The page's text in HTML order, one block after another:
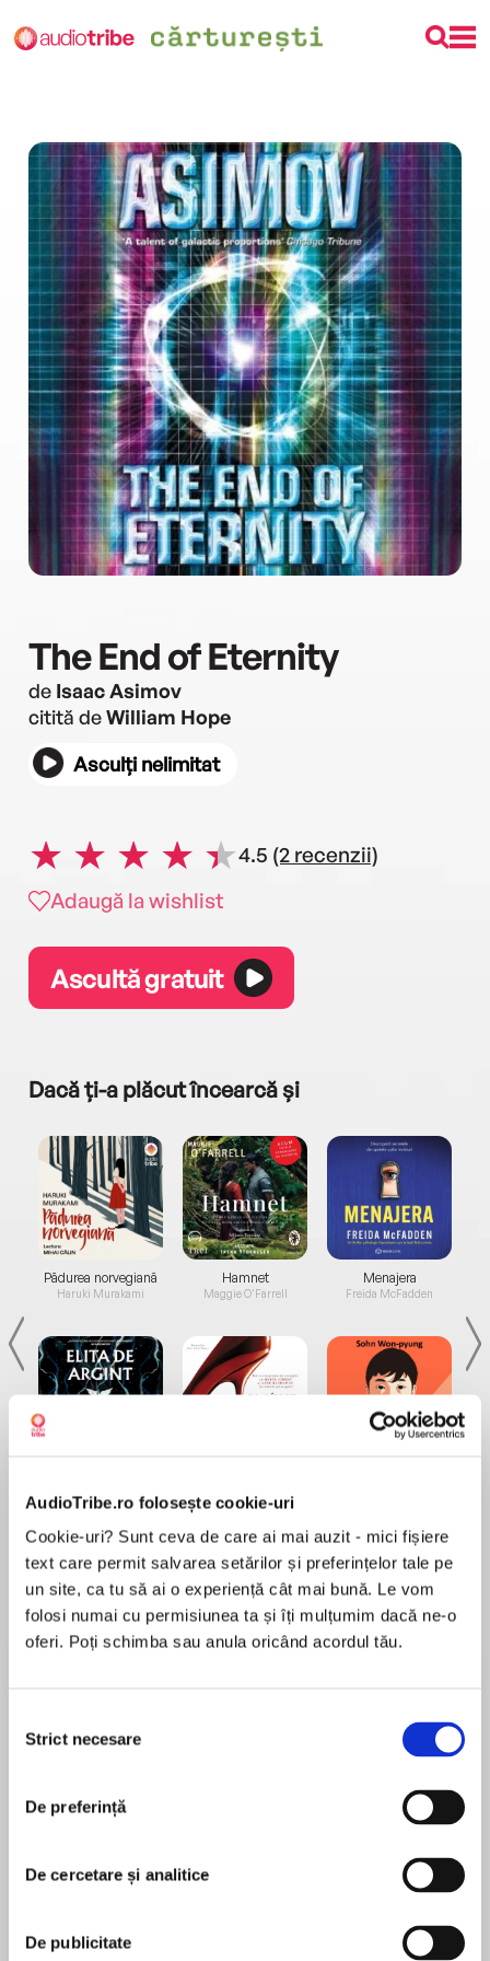
AudioTribe.ro folosește cookie-uri
Cookie-uri? Sunt ceva de care ai mai auzit - mici fișiere
text care permit salvarea setărilor și preferințelor tale pe
un site, ca tu să ai o experiență cât mai bună. Le vom
folosi numai cu permisiunea ta și îți mulțumim dacă ne-o
oferi. Poți schimba sau anula oricând acordul tău.
consimțământului
Strict necesare
De preferință
De cercetare și analitice
De publicitate
The End of Eternity
de Isaac Asimov
citită deWilliam Hope
Asculți nelimitat
4.5 (2 recenzii)
Adaugă la wishlist
Ascultă gratuit
Dacă ți-a plăcut încearcă și
Pădurea norvegiană
Haruki Murakami
de...
Dani Francis
Hamnet
Maggie O'Farrell
la...
Lauren Weisberger
Menajera
Freida McFadden
Desprecarte
The best time-travel story since H.G. Wells’s
Technician and Eternal.
Andrew Harlan’s job is to range through past
altering Time’s myriad cause-and-effect
În acest moment nu există recenzii
Isaac Asimov